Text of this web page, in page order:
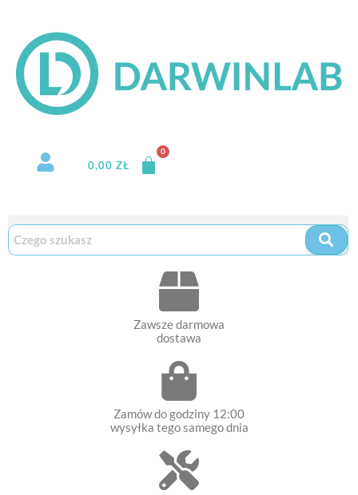
treści
0,00 ZŁ
Zawsze darmowa
dostawa
Zamów do godziny 12:00
wysyłka tego samego dnia